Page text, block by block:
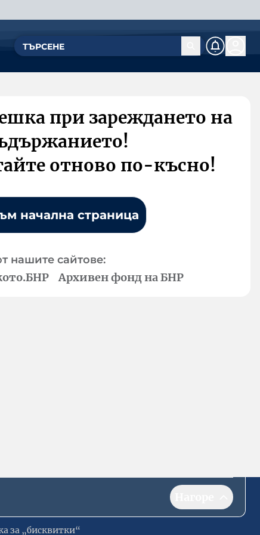
при зареждането на
отново по-късно!
начална страница
нашите сайтове:
Архивен фонд на БНР
за „бисквитки“